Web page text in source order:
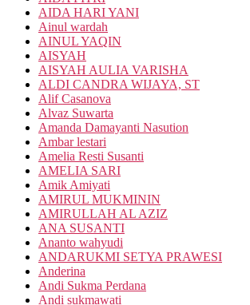
AIDA HARI YANI
Ainul wardah
AINUL YAQIN
AISYAH
AISYAH AULIA VARISHA
ALDI CANDRA WIJAYA, ST
Alif Casanova
Alvaz Suwarta
Amanda Damayanti Nasution
Ambar lestari
Amelia Resti Susanti
AMELIA SARI
Amik Amiyati
AMIRUL MUKMININ
AMIRULLAH AL AZIZ
ANA SUSANTI
Ananto wahyudi
ANDARUKMI SETYA PRAWESI
Anderina
Andi Sukma Perdana
Andi sukmawati